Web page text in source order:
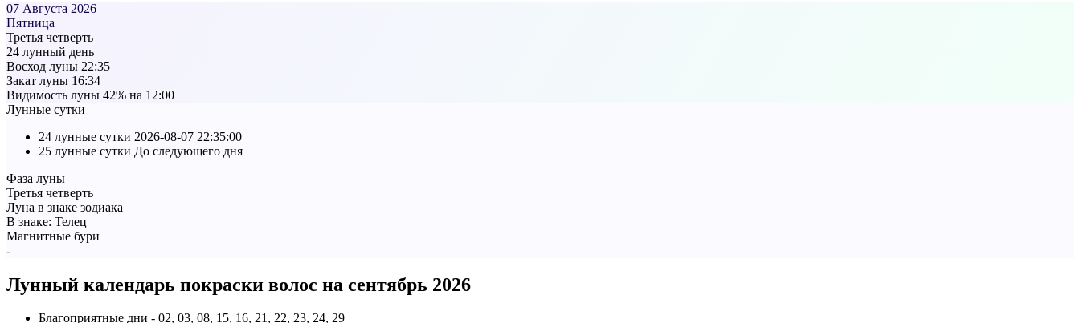
07 Августа 2026
Пятница
Третья четверть
24 лунный день
Восход луны 22:35
Закат луны 16:34
Видимость луны 42% на 12:00
Лунные сутки
24 лунные сутки 2026-08-07 22:35:00
25 лунные сутки До следующего дня
Фаза луны
Третья четверть
Луна в знаке зодиака
В знаке: Телец
Магнитные бури
-
Лунный календарь покраски волос на сентябрь 2026
Благоприятные дни - 02, 03, 08, 15, 16, 21, 22, 23, 24, 29